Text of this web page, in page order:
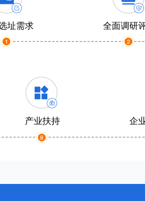
址需求 全面调研
产业扶持 企